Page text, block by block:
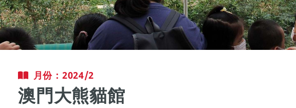
月份：2024/2
澳門大熊貓館